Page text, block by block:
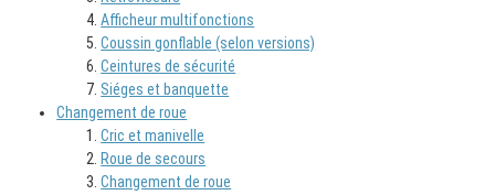
Afficheur multifonctions
Coussin gonflable (selon versions)
Ceintures de sécurité
Siéges et banquette
Changement de roue
Cric et manivelle
Roue de secours
Changement de roue